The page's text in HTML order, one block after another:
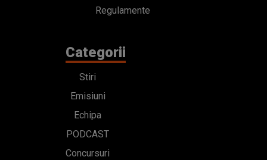
Regulamente
Categorii
Stiri
Emisiuni
Echipa
PODCAST
Concursuri